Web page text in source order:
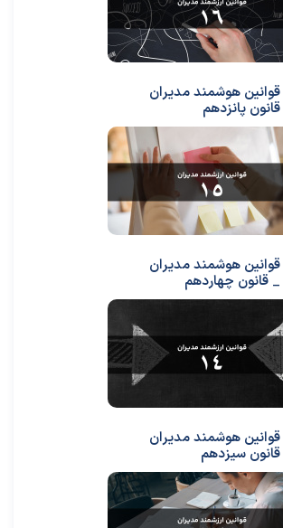
قوانین هوشمند مدیران
قانون پانزدهم
قوانین هوشمند مدیران
_ قانون چهاردهم
قوانین هوشمند مدیران
قانون سیزدهم